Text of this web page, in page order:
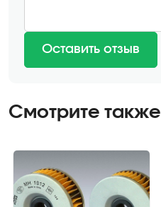
Оставить отзыв
Смотрите также